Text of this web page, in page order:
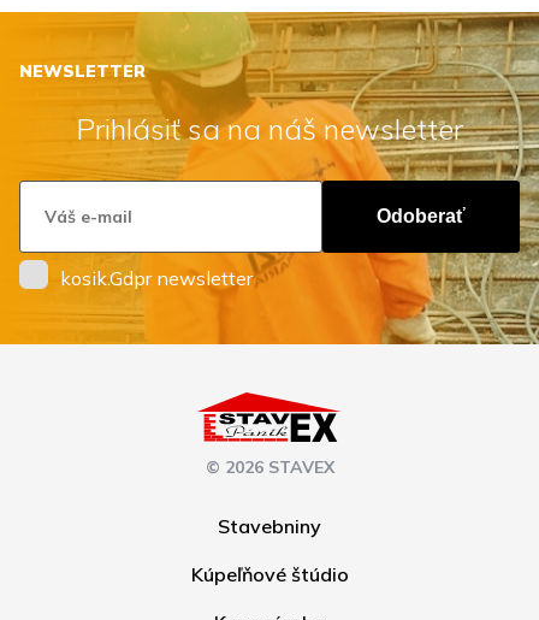
NEWSLETTER
Prihlásiť sa na náš newsletter
Odoberať
kosik.Gdpr newsletter
© 2026 STAVEX
Stavebniny
Kúpeľňové štúdio